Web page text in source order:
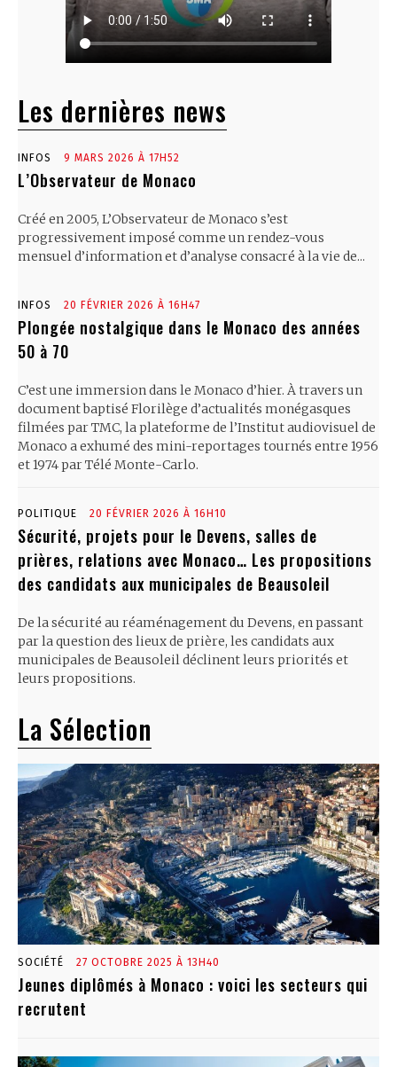
Les dernières news
INFOS 9 MARS 2026 À 17H52
L’Observateur de Monaco
Créé en 2005, L’Observateur de Monaco s’est
progressivement imposé comme un rendez-vous
mensuel d’information et d’analyse consacré à la vie de...
INFOS 20 FÉVRIER 2026 À 16H47
Plongée nostalgique dans le Monaco des années
50 à 70
C’est une immersion dans le Monaco d’hier. À travers un
document baptisé Florilège d’actualités monégasques
filmées par TMC, la plateforme de l’Institut audiovisuel de
Monaco a exhumé des mini-reportages tournés entre 1956
et 1974 par Télé Monte-Carlo.
POLITIQUE 20 FÉVRIER 2026 À 16H10
Sécurité, projets pour le Devens, salles de
prières, relations avec Monaco… Les propositions
des candidats aux municipales de Beausoleil
De la sécurité au réaménagement du Devens, en passant
par la question des lieux de prière, les candidats aux
municipales de Beausoleil déclinent leurs priorités et
leurs propositions.
La Sélection
SOCIÉTÉ 27 OCTOBRE 2025 À 13H40
Jeunes diplômés à Monaco : voici les secteurs qui
recrutent